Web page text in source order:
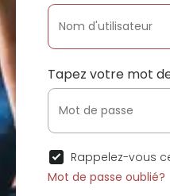
Tapez votre mot
Rappelez-vous
Mot de passe oublié?